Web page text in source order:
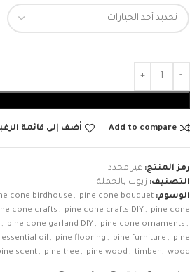
Add to compare أضف إلى قائمة
رمز المنتج: غير محدد
التصنيف: زيوت بالجملة
الوسوم:
cone birdhouse ,
pine cone bouquet
cone crafts , pine cone crafts DIY ,
pine cone
, pine cone garland DIY , pine cone ornaments ,
essential oil , pine flooring , pine furniture ,
pine
scent , pine tree , pine wood , timber , wood